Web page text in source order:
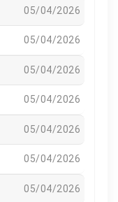
05/04/2026
05/04/2026
05/04/2026
05/04/2026
05/04/2026
05/04/2026
05/04/2026